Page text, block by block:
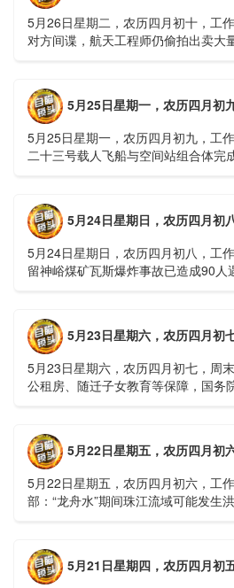
5月26日星期二，农历四月初十，工
对方间谍，航天工程师仍偷拍出卖大
5月25日星期一，农历四月初
5月25日星期一，农历四月初九，工
二十三号载人飞船与空间站组合体完
5月24日星期日，农历四月初
5月24日星期日，农历四月初八，工
留神峪煤矿瓦斯爆炸事故已造成90人
5月23日星期六，农历四月初
5月23日星期六，农历四月初七，周
公租房、随迁子女教育等保障，国务
5月22日星期五，农历四月初
5月22日星期五，农历四月初六，工
部：“龙舟水”期间珠江流域可能发生
5月21日星期四，农历四月初